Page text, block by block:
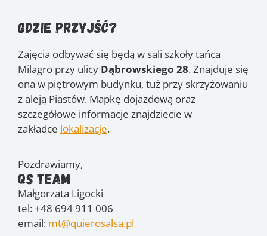
Gdzie przyjść?
Zajęcia odbywać się będą w sali szkoły tańca
Milagro przy ulicy Dąbrowskiego 28. Znajduje się
ona w piętrowym budynku, tuż przy skrzyżowaniu
z aleją Piastów. Mapkę dojazdową oraz
szczegółowe informacje znajdziecie w
zakładce lokalizacje.
Pozdrawiamy,
QS Team
Małgorzata Ligocki
tel: +48 694 911 006
email: mt@quierosalsa.pl